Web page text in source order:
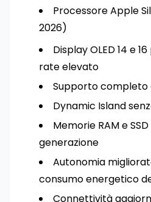
Processore Apple
2026)
Display OLED 14 e
rate elevato
Supporto completo
Dynamic Island
Memorie RAM e
generazione
Autonomia
consumo energetico
Connettività